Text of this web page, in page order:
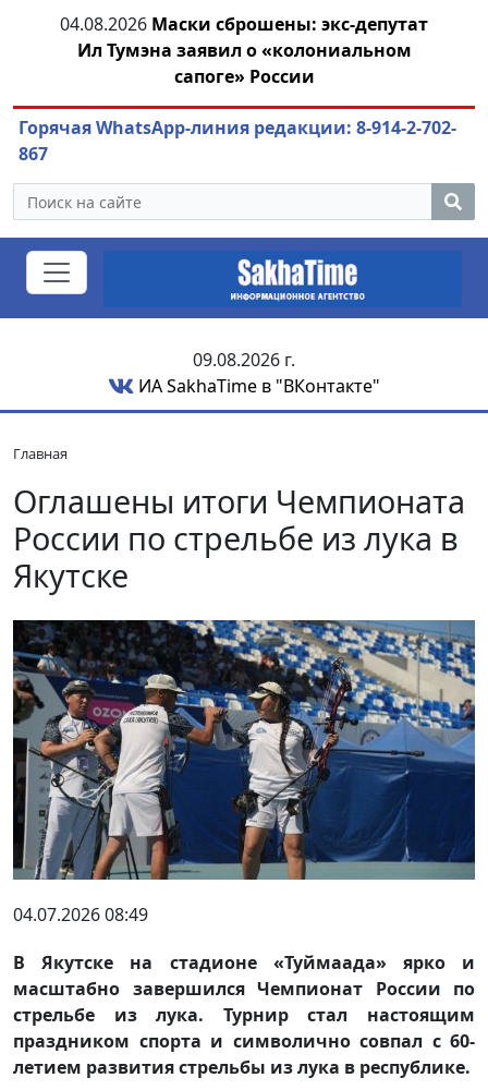
04.08.2026 Маски сброшены: экс-депутат
Ил Тумэна заявил о «колониальном
сапоге» России
Горячая WhatsApp-линия редакции: 8-914-2-702-
867
09.08.2026 г.
ИА SakhaTime в "ВКонтакте"
Главная
Оглашены итоги Чемпионата
России по стрельбе из лука в
Якутске
04.07.2026 08:49
В Якутске на стадионе «Туймаада» ярко и
масштабно завершился Чемпионат России по
стрельбе из лука. Турнир стал настоящим
праздником спорта и символично совпал с 60-
летием развития стрельбы из лука в республике.